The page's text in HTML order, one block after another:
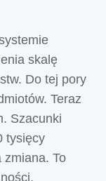
skalę
Do tej pory
Teraz
Szacunki
tysięcy
zmiana. To